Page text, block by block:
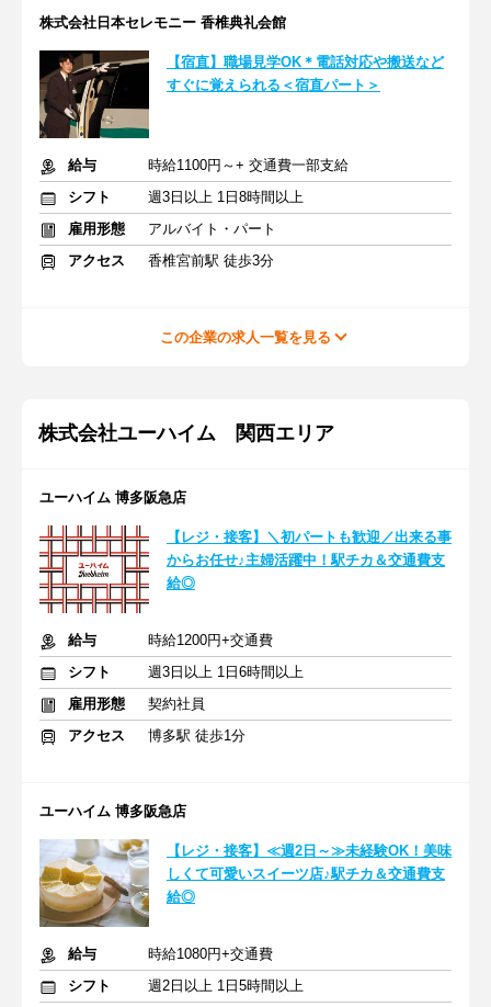
株式会社日本セレモニー 香椎典礼会館
【宿直】職場見学OK＊電話対応や搬送など
すぐに覚えられる＜宿直パート＞
給与
時給1100円～+ 交通費一部支給
シフト
週3日以上 1日8時間以上
雇用形態
アルバイト・パート
アクセス
香椎宮前駅 徒歩3分
この企業の求人一覧を見る
株式会社ユーハイム 関西エリア
ユーハイム 博多阪急店
【レジ・接客】＼初パートも歓迎／出来る事
からお任せ♪主婦活躍中！駅チカ＆交通費支
給◎
給与
時給1200円+交通費
シフト
週3日以上 1日6時間以上
雇用形態
契約社員
アクセス
博多駅 徒歩1分
ユーハイム 博多阪急店
【レジ・接客】≪週2日～≫未経験OK！美味
しくて可愛いスイーツ店♪駅チカ＆交通費支
給◎
給与
時給1080円+交通費
シフト
週2日以上 1日5時間以上